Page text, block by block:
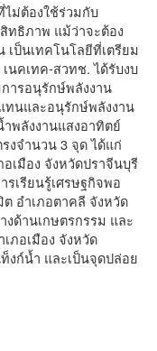
ไม่ต้องใช้ร่วมกับ
ทธิภาพ แม้ว่าจะต้อง
ป็นเทคโนโลยีที่เตรียม
นคเทค-สวทช. ได้รับงบ
ารอนุรักษ์พลังงาน
ทนและอนุรักษ์พลังงาน
พลังงานแสงอาทิตย์
งจำนวน 3 จุด ได้แก่
เมือง จังหวัดปราจีนบุรี
เรียนรู้เศรษฐกิจพอ
อำเภอตาคลี จังหวัด
ด้านเกษตรกรรม และ
ภอเมือง จังหวัด
งก์น้ำ และเป็นจุดปล่อย